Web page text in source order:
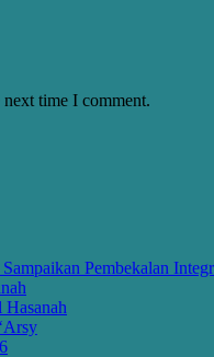
time I comment.
Pembekalan
Hasanah